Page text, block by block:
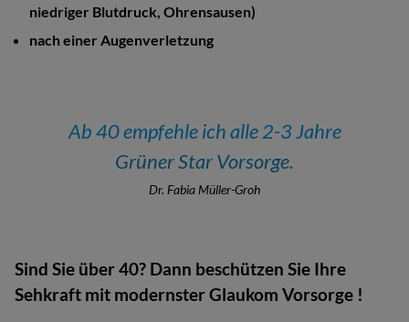
niedriger Blutdruck, Ohrensausen)
nach einer Augenverletzung
Ab 40 empfehle ich alle 2-3 Jahre
Grüner Star Vorsorge.
Dr. Fabia Müller-Groh
Sind Sie über 40? Dann beschützen Sie Ihre
Sehkraft mit modernster Glaukom Vorsorge !